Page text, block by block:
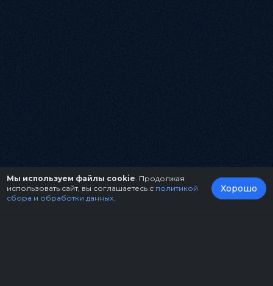
Мы используем файлы cookie . Продолжая
использовать сайт, вы соглашаетесь с политикой
сбора и обработки данных
Хорошо